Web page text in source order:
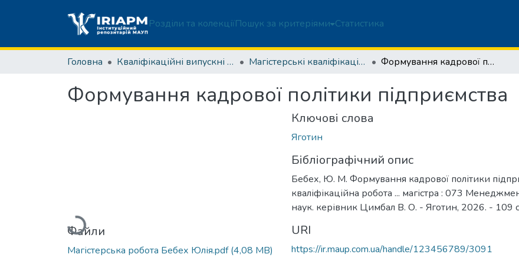
Розділи та колекціїПошук за критеріями Статистика
Головна Кваліфікаційні випускні роботи здобувачів вищої освіти Магістерські кваліфікаційні роботи Формування кадрової політики підприємства
Формування кадрової політики підприємства
Вантажиться...
Файли
Магістерська робота Бебех Юлія.pdf(4,08 MB)
Ключові слова
Яготин
Бібліографічний опис
Бебех, Ю. М. Формування кадрової політики
кваліфікаційна робота ... магістра : 073
наук. керівник Цимбал В. О. - Яготин, 2026. - 109
URI
https://ir.maup.com.ua/handle/123456789/3091